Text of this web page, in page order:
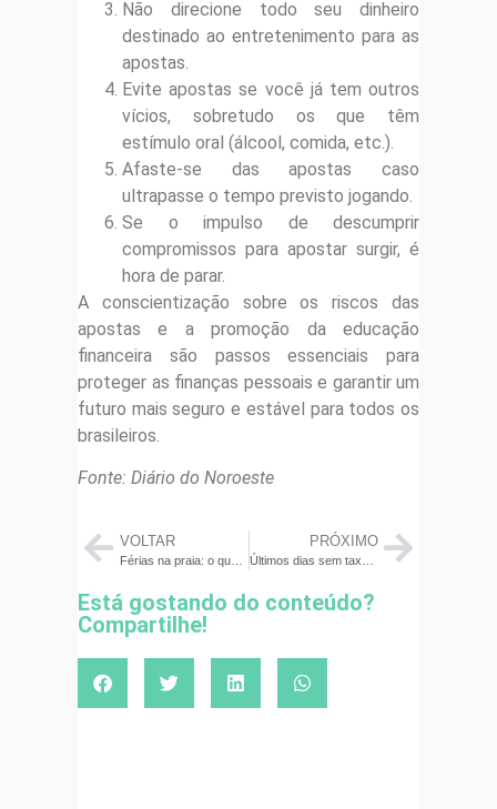
Não direcione todo seu dinheiro
destinado ao entretenimento para as
apostas.
Evite apostas se você já tem outros
vícios, sobretudo os que têm
estímulo oral (álcool, comida, etc.).
Afaste-se das apostas caso
ultrapasse o tempo previsto jogando.
Se o impulso de descumprir
compromissos para apostar surgir, é
hora de parar.
A conscientização sobre os riscos das
apostas e a promoção da educação
financeira são passos essenciais para
proteger as finanças pessoais e garantir um
futuro mais seguro e estável para todos os
brasileiros.
Fonte: Diário do Noroeste
VOLTAR
Férias na praia: o que levar para não gastar muito
PRÓXIMO
Está gostando do conteúdo?
Compartilhe!